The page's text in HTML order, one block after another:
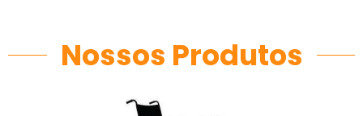
Nossos Produtos